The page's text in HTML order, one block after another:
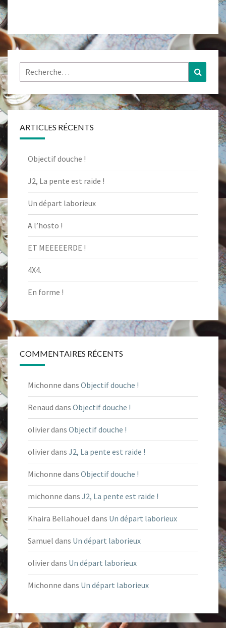
Rechercher :
ARTICLES RÉCENTS
Objectif douche !
J2, La pente est raide !
Un départ laborieux
A l’hosto !
ET MEEEEERDE !
4X4.
En forme !
COMMENTAIRES RÉCENTS
Michonne dans Objectif douche !
Renaud dans Objectif douche !
olivierdans Objectif douche !
olivierdans J2, La pente est raide !
Michonne dans Objectif douche !
michonne dans J2, La pente est raide !
Khaira Bellahouel dans Un départ laborieux
Samuel dans Un départ laborieux
olivierdans Un départ laborieux
Michonne dans Un départ laborieux